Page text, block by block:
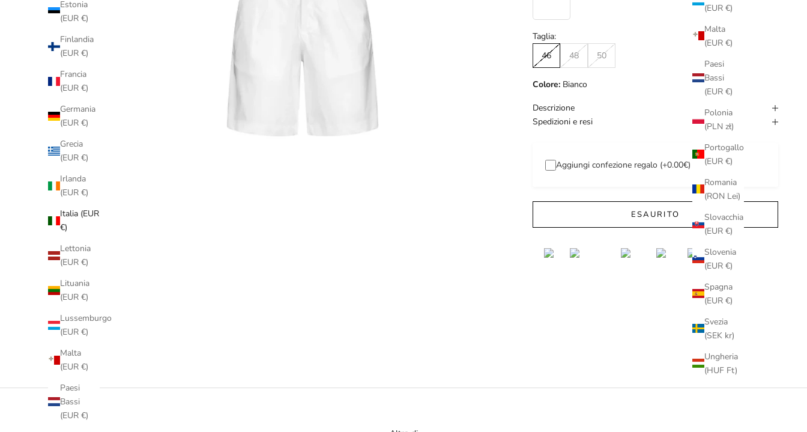
(EUR €)
Malta
(EUR €)
Paesi
Bassi
(EUR €)
Polonia
(PLN zł)
Portogallo
(EUR €)
Romania
(RON Lei)
Slovacchia
(EUR €)
Slovenia
(EUR €)
Spagna
(EUR €)
Svezia
(SEK kr)
Ungheria
(HUF Ft)
Estonia
(EUR €)
Finlandia
(EUR €)
Francia
(EUR €)
Germania
(EUR €)
Grecia
(EUR €)
Irlanda
(EUR €)
Italia (EUR
€)
Lettonia
(EUR €)
Lituania
(EUR €)
Lussemburgo
(EUR €)
Malta
(EUR €)
Paesi
Bassi
(EUR €)
Taglia:
46
48 50
Colore: Bianco
Descrizione
Spedizioni e resi
Aggiungi confezione regalo (+0.00€)
ESAURITO